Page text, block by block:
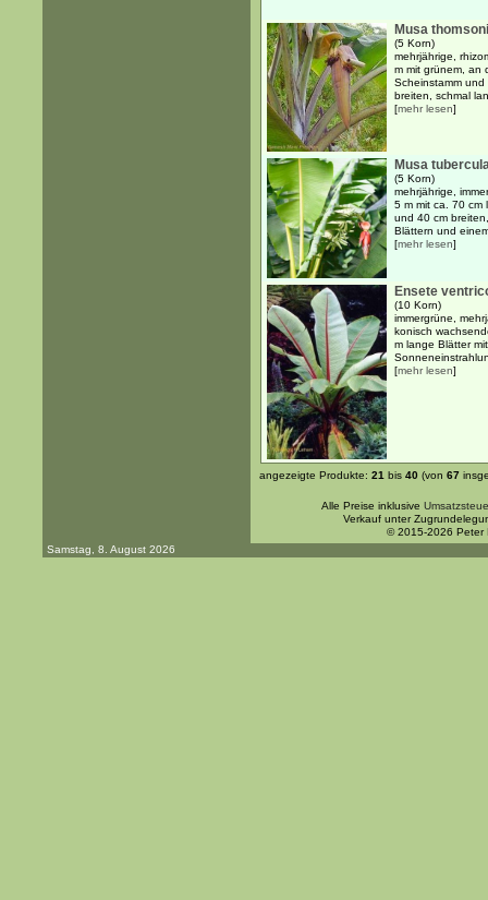
Musa
(5 Korn)
mehrjährige,
m mit grünem, an
Scheinstamm
breiten, schmal
[mehr lesen]
Musa
(5 Korn)
mehrjährige,
5 m mit ca. 70 cm
und 40 cm
Blättern und
[mehr lesen]
Ensete
(10 Korn)
immergrüne,
konisch
m lange Blätter
[mehr lesen]
angezeigte Produkte: 21 bis 40 (von 67
Alle Preise inklusive
Verkauf unter
© 2015-2026 Peter
Samstag, 8. August 2026